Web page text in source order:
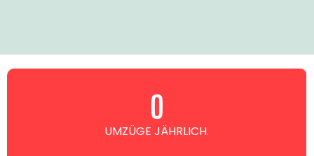
UMZÜGE JÄHRLICH.
0